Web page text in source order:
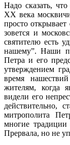
Надо сказать,
XX века
просто
зовется и
святителю есть
нашему”. Наши
Петра и его
утверждением
время
жителям, когда
видели его
действительно,
митрополита
многие
Прервала, но не